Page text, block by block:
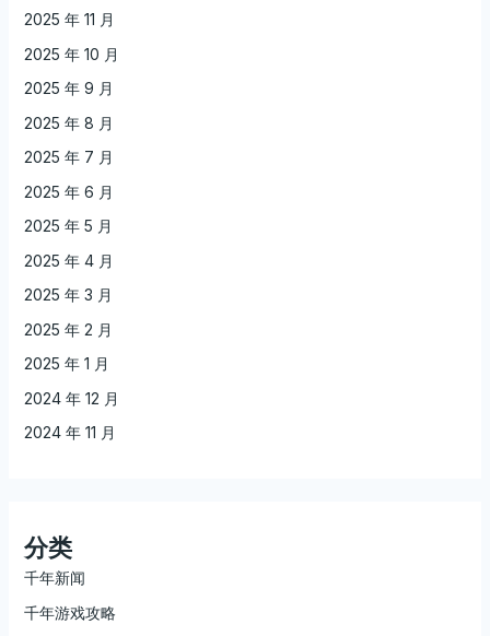
2025 年 11 月
2025 年 10 月
2025 年 9 月
2025 年 8 月
2025 年 7 月
2025 年 6 月
2025 年 5 月
2025 年 4 月
2025 年 3 月
2025 年 2 月
2025 年 1 月
2024 年 12 月
2024 年 11 月
分类
千年新闻
千年游戏攻略